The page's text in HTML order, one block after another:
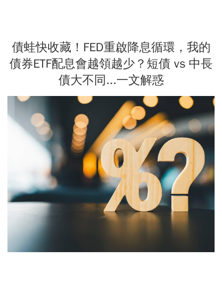
債蛙快收藏！FED重啟降息循環，我的
債券ETF配息會越領越少？短債 vs 中長
債大不同...一文解惑